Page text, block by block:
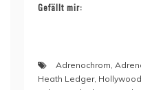
Gefällt mir:
Adrenochrom
Heath Ledger, Hollywood